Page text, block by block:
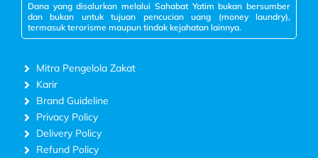
Dana yang disalurkan melalui Sahabat Yatim bukan bersumber
dan bukan untuk tujuan pencucian uang (money laundry),
termasuk terorisme maupun tindak kejahatan lainnya.
Mitra Pengelola Zakat
Karir
Brand Guideline
Privacy Policy
Delivery Policy
Refund Policy